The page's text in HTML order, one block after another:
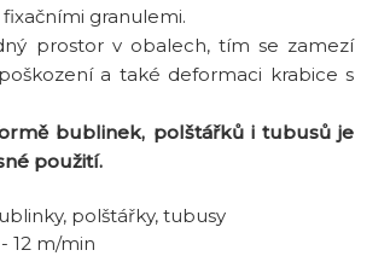
granulemi.
prostor v obalech, tím se zamezí
a také deformaci krabice s
bublinek, polštářků i tubusů je
použití.
polštářky, tubusy
12 m/min